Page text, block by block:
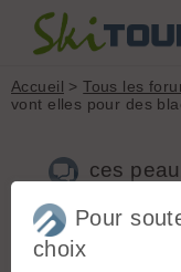
Accueil >Tous les
vont elles pour des
ces
Pour
choix